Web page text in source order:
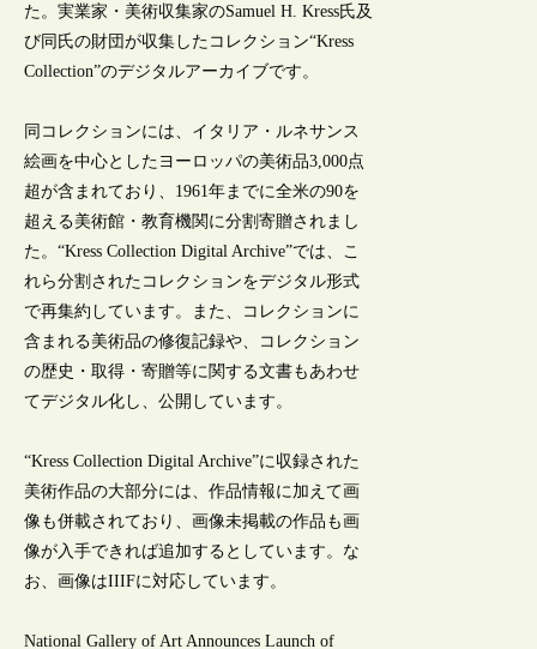
た。実業家・美術収集家のSamuel H. Kress氏及
び同氏の財団が収集したコレクション“Kress
Collection”のデジタルアーカイブです。
同コレクションには、イタリア・ルネサンス
絵画を中心としたヨーロッパの美術品3,000点
超が含まれており、1961年までに全米の90を
超える美術館・教育機関に分割寄贈されまし
た。“Kress Collection Digital Archive”では、こ
れら分割されたコレクションをデジタル形式
で再集約しています。また、コレクションに
含まれる美術品の修復記録や、コレクション
の歴史・取得・寄贈等に関する文書もあわせ
てデジタル化し、公開しています。
“Kress Collection Digital Archive”に収録された
美術作品の大部分には、作品情報に加えて画
像も併載されており、画像未掲載の作品も画
像が入手できれば追加するとしています。な
お、画像はIIIFに対応しています。
National Gallery of Art Announces Launch of